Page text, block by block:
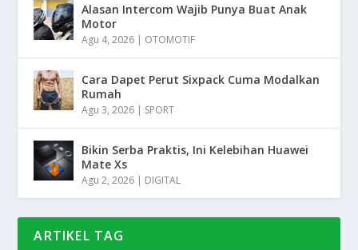
Alasan Intercom Wajib Punya Buat Anak
Motor
Agu 4, 2026 | OTOMOTIF
Cara Dapet Perut Sixpack Cuma Modalkan
Rumah
Agu 3, 2026 | SPORT
Bikin Serba Praktis, Ini Kelebihan Huawei
Mate Xs
Agu 2, 2026 | DIGITAL
ARTIKEL TAG